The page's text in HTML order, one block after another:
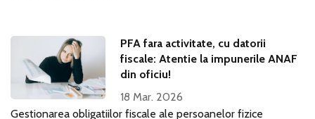
PFA fara activitate, cu datorii
fiscale: Atentie la impunerile ANAF
din oficiu!
18 Mar. 2026
Gestionarea obligatiilor fiscale ale persoanelor fizice